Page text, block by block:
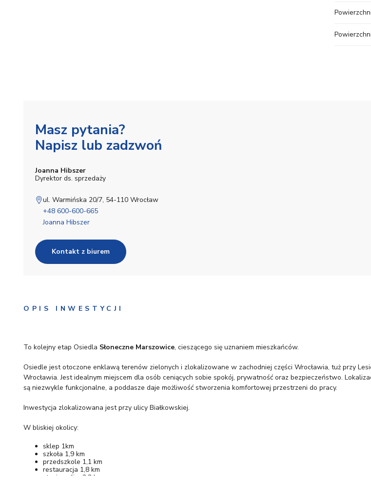
Masz pytania?
Napisz lub zadzwoń
Joanna Hibszer
Dyrektor ds. sprzedaży
ul. Warmińska 20/7, 54-110 Wrocław
+48 600-600-665
Joanna Hibszer
Kontakt z biurem
OPIS INWESTYCJI
To kolejny etap Osiedla Słoneczne Marszowice, cieszącego się uznaniem mieszkańców.
Osiedle jest otoczone enklawą terenów zielonych i zlokalizowane w zachodniej części Wrocławia, tuż przy
Wrocławia. Jest idealnym miejscem dla osób ceniących sobie spokój, prywatność oraz bezpieczeństwo.
są niezwykle funkcjonalne, a poddasze daje możliwość stworzenia komfortowej przestrzeni do pracy.
Inwestycja zlokalizowana jest przy ulicy Białkowskiej.
W bliskiej okolicy:
sklep 1km
szkoła 1,9 km
przedszkole 1,1 km
restauracja 1,8 km
stacja paliw 2,3 km